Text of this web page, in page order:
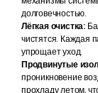
долговечностью.
Лёгкая очистка:
чистятся. Каждая
упрощает уход.
Продвинутые
проникновение
прохладу летом,